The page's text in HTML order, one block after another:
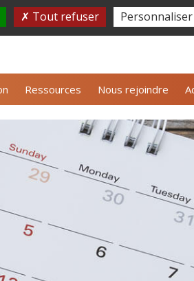
Ressources Nous rejoindre
à la newsletter ALLICE Nous
Tout refuser Personnaliser